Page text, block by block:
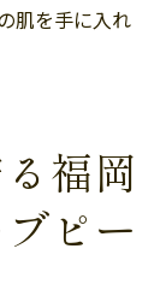
肌を手に入れ
福岡
ピー